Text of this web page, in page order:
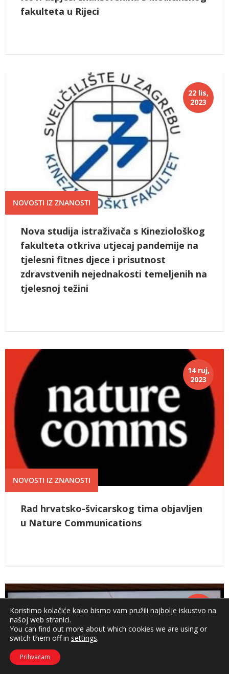
fakulteta u Rijeci
22 lis,
2023
NOVOSTI IZ ZNANOSTI
Nova studija istraživača s Kineziološkog
fakulteta otkriva utjecaj pandemije na
tjelesni fitnes djece i prisutnost
zdravstvenih nejednakosti temeljenih na
tjelesnoj težini
14 ruj,
2023
NOVOSTI IZ ZNANOSTI
Rad hrvatsko-švicarskog tima objavljen
u Nature Communications
2023
Koristimo kolačiće kako bismo vam pružili najbolje iskustvo na
našoj web stranici.
You can find out more about which cookies we are using or
switch them off in settings.
Prihvaćam